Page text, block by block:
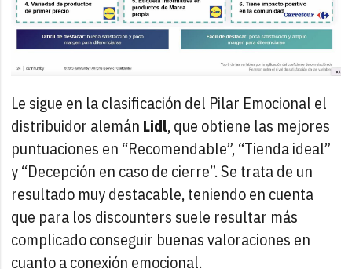
Le sigue en la clasificación del Pilar Emocional el
distribuidor alemán Lidl, que obtiene las mejores
puntuaciones en “Recomendable”, “Tienda ideal”
y “Decepción en caso de cierre”. Se trata de un
resultado muy destacable, teniendo en cuenta
que para los discounters suele resultar más
complicado conseguir buenas valoraciones en
cuanto a conexión emocional.